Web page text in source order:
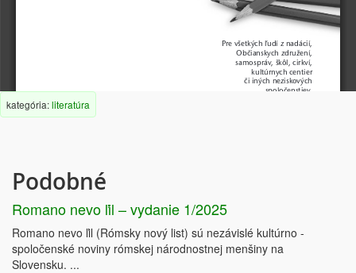
Pre všetkých ľudí z nadácií,
Občianskych združení,
samospráv, škôl, cirkví,
kultúrnych centier
či iných neziskových
spoločenstiev,
Čítanka pre neziskové organizácie
Aleš Bednařík         Efektívna komunikácia
kategória:literatúra
Podobné
Romano nevo ľil – vydanie 1/2025
Romano nevo ľil (Rómsky nový list) sú nezávislé kultúrno -
spoločenské noviny rómskej národnostnej menšiny na
Slovensku. ...